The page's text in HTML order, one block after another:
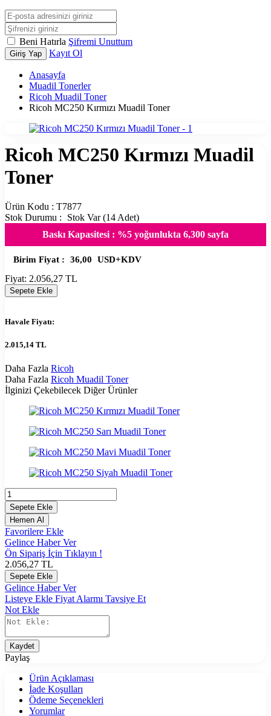
Beni Hatırla Şifremi Unuttum
Giriş Yap Kayıt Ol
Anasayfa
Muadil Tonerler
Ricoh Muadil Toner
Ricoh MC250 Kırmızı Muadil Toner
Ricoh MC250 Kırmızı Muadil
Toner
Ürün Kodu : T7877
Stok Durumu :
Stok Var (14 Adet)
Baskı Kapasitesi : %5 yoğunlukta 6,300 sayfa
Birim Fiyat : 36,00 USD+KDV
Fiyat: 2.056,27 TL
Sepete Ekle
Havale Fiyatı:
2.015,14 TL
Daha Fazla Ricoh
Daha Fazla Ricoh Muadil Toner
İlginizi Çekebilecek Diğer Ürünler
Sepete Ekle
Hemen Al
Favorilere Ekle
Gelince Haber Ver
Ön Sipariş İçin Tıklayın !
2.056,27 TL
Sepete Ekle
Gelince Haber Ver
Listeye Ekle Fiyat Alarmı Tavsiye Et
Not Ekle
Kaydet
Paylaş
Ürün Açıklaması
İade Koşulları
Ödeme Seçenekleri
Yorumlar